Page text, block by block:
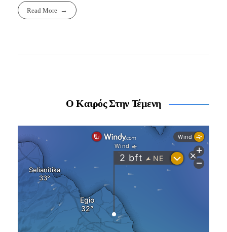
Read More
Ο Καιρός Στην Τέμενη